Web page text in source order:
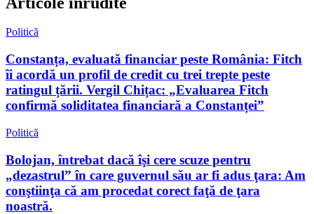
Politică
Constanța, evaluată financiar peste România: Fitch
îi acordă un profil de credit cu trei trepte peste
ratingul țării. Vergil Chițac: „Evaluarea Fitch
confirmă soliditatea financiară a Constanței”
Politică
Bolojan, întrebat dacă îşi cere scuze pentru
„dezastrul” în care guvernul său ar fi adus ţara: Am
conştiinţa că am procedat corect faţă de ţara
noastră.